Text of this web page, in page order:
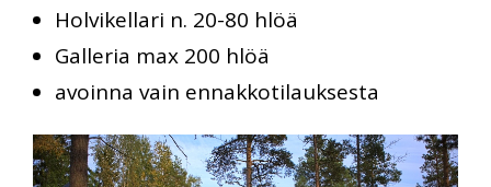
Holvikellari n. 20-80 hlöä
Galleria max 200 hlöä
avoinna vain ennakkotilauksesta